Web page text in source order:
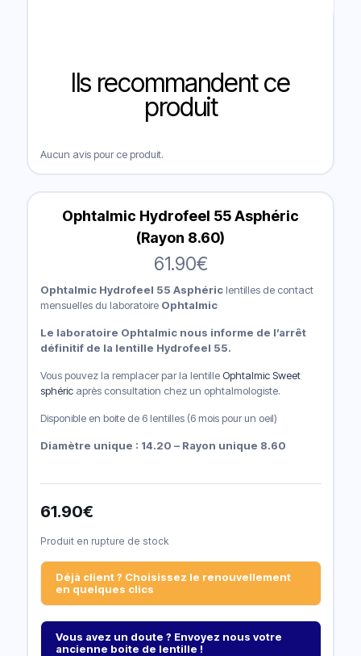
Ils recommandent ce
produit
Aucun avis pour ce produit.
Ophtalmic Hydrofeel 55 Asphéric
(Rayon 8.60)
61.90€
Ophtalmic Hydrofeel 55 Asphériclentilles de contact
mensuelles du laboratoire Ophtalmic
Le laboratoire Ophtalmic nous informe de l’arrêt
définitif de la lentille Hydrofeel 55.
Vous pouvez la remplacer par la lentilleOphtalmic Sweet
sphéricaprès consultation chez un ophtalmologiste.
Disponible en boite de 6 lentilles (6 mois pour un oeil)
Diamètre unique : 14.20 – Rayon unique 8.60
61.90€
Produit en rupture de stock
Déjà client ? Choisissez le renouvellement
en quelques clics
Vous avez un doute ? Envoyez nous votre
ancienne boite de lentille !